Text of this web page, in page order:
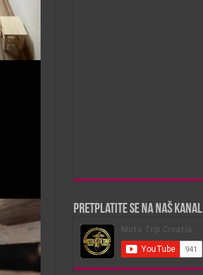
Pretplatite se na naš kanal